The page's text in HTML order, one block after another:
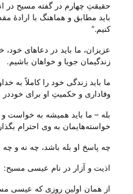
باید مطابق و هماهنگ با
کنیم.”
عزیزان، ما باید در دعا‌‌های
زندگیمان جویا و خواهان باشیم.
ما باید زندگی خود را کاملاً به
وفاداری و حکمیتِ او برای
بله – ما باید همیشه به خواست و
خواسته‌هایمان به وی احترام
چه پاسخ او بله باشد، چه نه و چه
اذیت و آزار در نام عیسی مسیح:
از همان اولین روزی که عیسی